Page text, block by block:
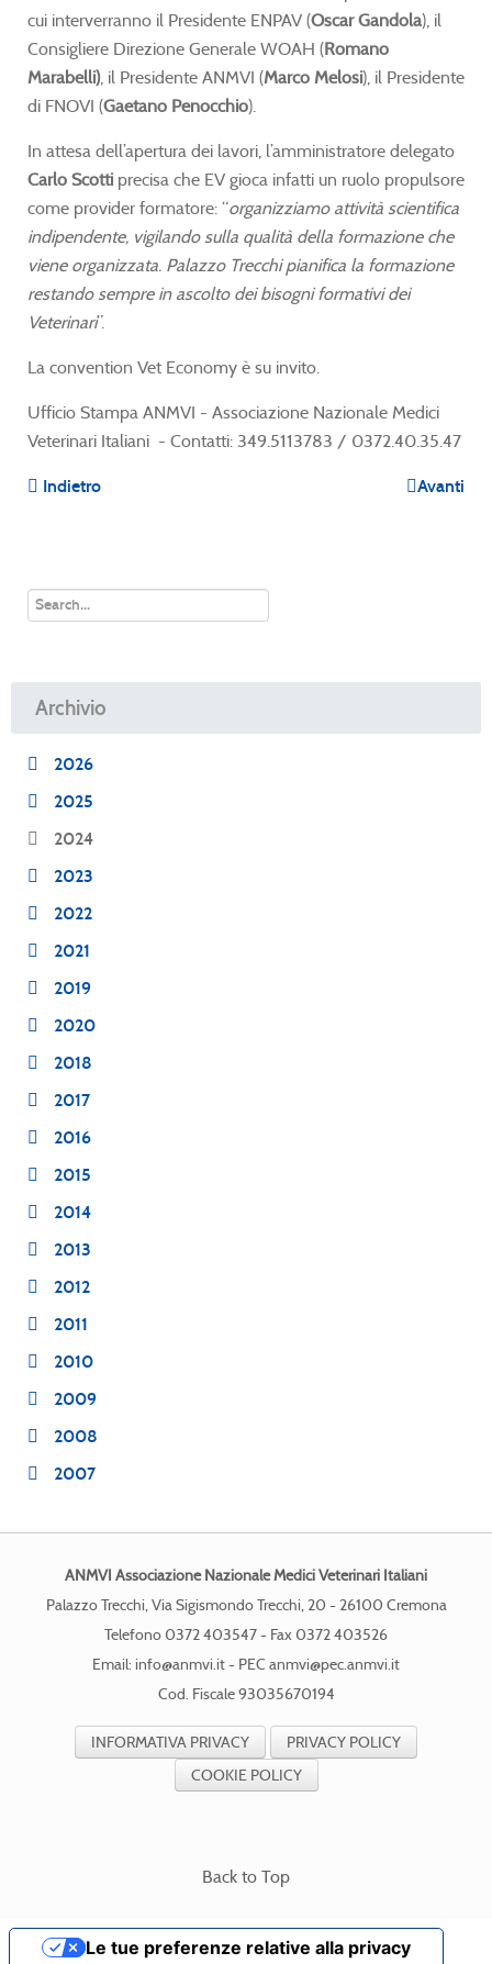
cui interverranno il Presidente ENPAV (Oscar Gandola), il
Consigliere Direzione Generale WOAH (Romano
Marabelli) , il Presidente ANMVI (Marco Melosi), il Presidente
di FNOVI (Gaetano Penocchio).
In attesa dell’apertura dei lavori, l’amministratore delegato
Carlo Scotti precisa che EV gioca infatti un ruolo propulsore
come provider formatore: “organizziamo attività scientifica
indipendente, vigilando sulla qualità della formazione che
viene organizzata. Palazzo Trecchi pianifica la formazione
restando sempre in ascolto dei bisogni formativi dei
Veterinari”.
La convention Vet Economy è su invito.
Ufficio Stampa ANMVI - Associazione Nazionale Medici
Veterinari Italiani - Contatti: 349.5113783 / 0372.40.35.47
Indietro Avanti
Archivio
2026
2025
2024
2023
2022
2021
2019
2020
2018
2017
2016
2015
2014
2013
2012
2011
2010
2009
2008
2007
ANMVI Associazione Nazionale Medici Veterinari Italiani
Palazzo Trecchi, Via Sigismondo Trecchi, 20 - 26100 Cremona
Telefono 0372 403547 - Fax 0372 403526
Email: info@anmvi.it- PEC anmvi@pec.anmvi.it
Cod. Fiscale 93035670194
INFORMATIVA PRIVACY
PRIVACY POLICY
COOKIE POLICY
Back to Top
Le tue preferenze relative alla privacy